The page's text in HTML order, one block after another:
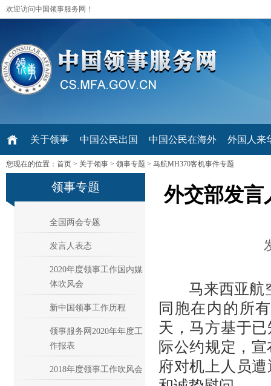
欢迎访问中国领事服务网！
关于领事 中国公民出国 中国公民在海外 外国人来
您现在的位置： 首页 > 关于领事 > 领事专题 > 马航MH370客机事件专题
领事专题
全国两会专题
发言人表态
2020年度领事工作国内媒
体吹风会
新中国领事工作历程
领事服务网2020年年度工
作报表
2018年度领事工作吹风会
外交部发言
马来西亚航空
同胞在内的所
天，马方基于
际公约规定，
府对机上人员